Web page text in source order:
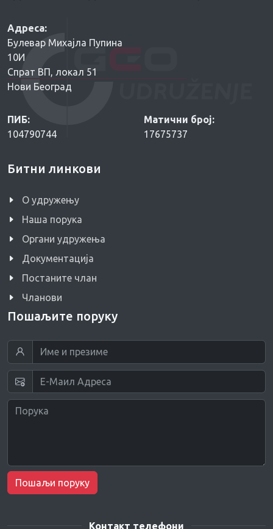
Адреса:
Булевар Михајла Пупина
10И
Спрат ВП, локал 51
Нови Београд
ПИБ:
104790744
Матични број:
17675737
Битни линкови
O удружењу
Наша порука
Органи удружења
Документација
Постаните члан
Чланови
Пошаљите поруку
Пошаљи поруку
Контакт телефони